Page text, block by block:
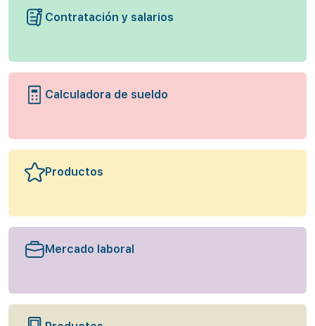
Contratación y salarios
Calculadora de sueldo
Productos
Mercado laboral